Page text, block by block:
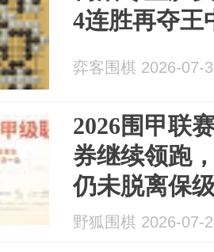
4连胜再夺王
弈客围棋 2026-07-
2026围甲联
券继续领跑
仍未脱离保
野狐围棋 2026-07-